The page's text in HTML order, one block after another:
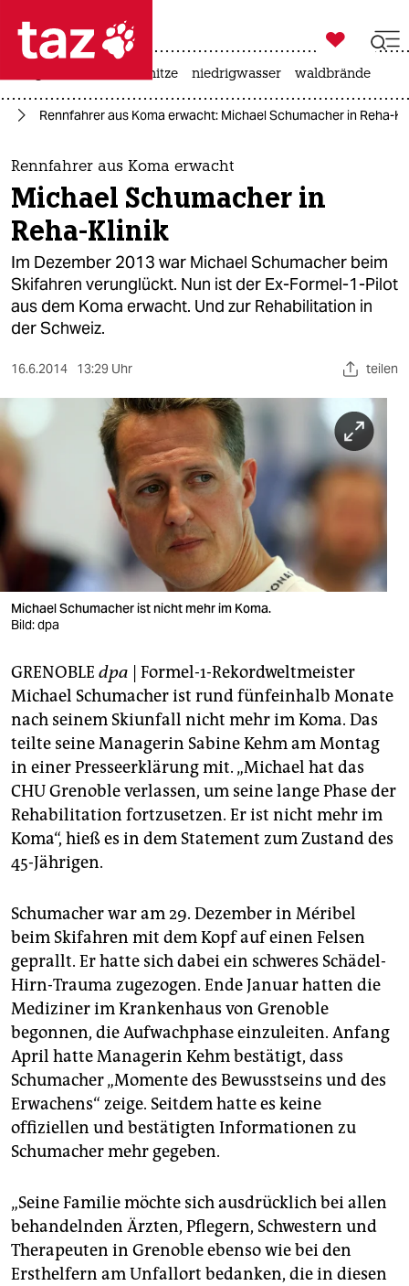
 taz zahl ich
taz zahl ich
themen
politik
öko
gesellschaft
kultur
sport
nord
wahrheit
verlag
veranstaltungen
fragen & hilfe
unterstützen
abo
genossenschaft
epaper login

taz zahl ich
hitze niedrigwasser waldbrände
Rennfahrer aus Koma erwacht: Michael Schumacher in Reha-
Rennfahrer aus Koma erwacht
Michael Schumacher in
Reha-Klinik
Im Dezember 2013 war Michael Schumacher beim
Skifahren verunglückt. Nun ist der Ex-Formel-1-Pilot
aus dem Koma erwacht. Und zur Rehabilitation in
der Schweiz.
16.6.2014 13:29 Uhr teilen
Michael Schumacher ist nicht mehr im Koma.
Bild: dpa
GRENOBLE dpa | Formel-1-Rekordweltmeister
Michael Schumacher ist rund fünfeinhalb Monate
nach seinem Skiunfall nicht mehr im Koma. Das
teilte seine Managerin Sabine Kehm am Montag
in einer Presseerklärung mit. „Michael hat das
CHU Grenoble verlassen, um seine lange Phase der
Rehabilitation fortzusetzen. Er ist nicht mehr im
Koma“, hieß es in dem Statement zum Zustand des
45-Jährigen.
Schumacher war am 29. Dezember in Méribel
beim Skifahren mit dem Kopf auf einen Felsen
geprallt. Er hatte sich dabei ein schweres Schädel-
Hirn-Trauma zugezogen. Ende Januar hatten die
Mediziner im Krankenhaus von Grenoble
begonnen, die Aufwachphase einzuleiten. Anfang
April hatte Managerin Kehm bestätigt, dass
Schumacher „Momente des Bewusstseins und des
Erwachens“ zeige. Seitdem hatte es keine
offiziellen und bestätigten Informationen zu
Schumacher mehr gegeben.
„Seine Familie möchte sich ausdrücklich bei allen
behandelnden Ärzten, Pflegern, Schwestern und
Therapeuten in Grenoble ebenso wie bei den
Ersthelfern am Unfallort bedanken, die in diesen